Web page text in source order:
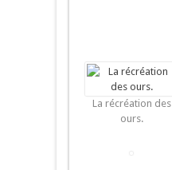
La récréation des
ours.